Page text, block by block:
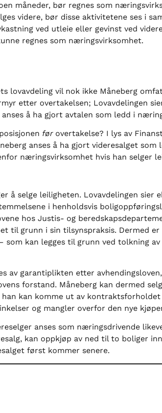
måneder, bør regnes som
videre, bør disse aktivitetene ses i
ved utleie eller gevinst ved
regnes som næringsvirksomhet.
lovavdeling vil nok ikke Måneberg
etter overtakelsen; Lovavdelingen
å ha gjort avtalen som ledd i
førovertakelse? I lys av
anses å ha gjort videresalget
næringsvirksomhet hvis han selger
å selge leiligheten. Lovavdelingen sier
i henholdsvis
hos Justis- og
til grunn i sin tilsynspraksis. Dermed
kan legges til grunn ved tolkning av
av garantiplikten etter
forstand. Måneberg kan dermed
kan komme ut av
og mangler overfor den nye
anses som næringsdrivende
kan oppkjøp av ned til to boliger
først kommer senere.